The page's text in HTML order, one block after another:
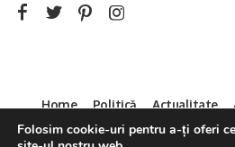
Home Politică Actualitate
Sport
Mica Publicitate
Folosim cookie-uri pentru a-ți oferi